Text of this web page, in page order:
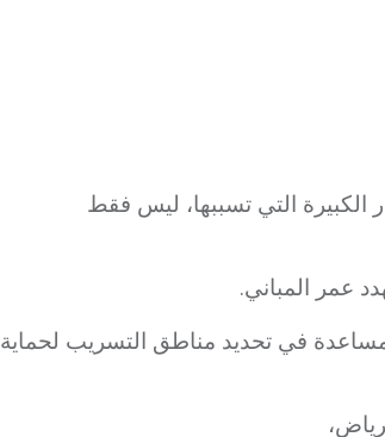
الكبيرة التي تسببها، ليس فقط
عمر المباني.
في تحديد مناطق التسريب لحماية